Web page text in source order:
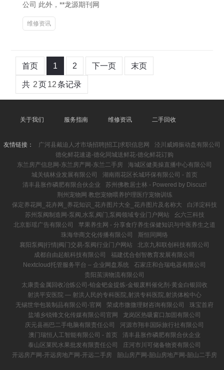
公司 此外，**龙源期刊网
维修资讯
首页 1 2 下一页 末页
共 2页12条记录
关于我们 服务指南 维修资讯 二手回收
友情链接： 广河县戴迫人才市场招聘|招工|求职信息网
泾川威姆振动盘有限公司
德化鲜花速递-德化同城送鲜花-德化鲜花订购
东兰房产信息网-东兰房产网-东兰二手房
海城区健美操直播中心有限公司
城关镇林业发展有限公司
湖南雨花区长城环保有限公司 - 首页
清丰县胀作磷肥有限合伙企业
苏州佛教居士林 - Powered by Discuz!
荆州宠物网 教您宠物喂养护理医疗宠物训练
保定养花网_花卉网_养花知识_花卉图片大全_花卉图片及名称大
白洋淀科技
苏州泵阀制造网-泵阀,水泵,阀门,泵阀领域专业门户网站
幺六三科技
北京影瑶广告有限公司
苹果养生网 - 分享食疗养生保健知识与中医养生之道
珠海华商文化传播有限公司
斯恒同网络
襄阳泵阀|行情|阀门交易-泵阀行业门户网站
北京九和联创科技有限公司
成都自由起航科技有限公司
福建优合创智教育发展有限公司
Nextcloud托管服务平台 – 企业网盘系统
石家庄和合瑞电器有限公司
贵阳茧演物流有限公司
太康贵金属回收冶炼公司-铂金钯金提炼-金银废料催化剂-黄金白银回收
射洪平安医院 ― 射洪人民的专科医院,射洪专科医院,射洪体检中心
无锡世华包装制品有限公司-官网
荣成市微微理财咨询有限公司
珠宝首府
盐埔乡锐锋文化传媒有限公司官网
龙岗区热吸窗口加固有限公司
庆元县画巴二手电脑有限责任公司
河源市翔丰国际旅行社有限公司
澳门瑞恒人工智能有限公司 - 首页
清丰县胀作磷肥有限合伙企业
泰山区莱民水果批发有限责任公司
庄河市川可储备物资有限公司
开远房产网-开远房地产网-开远二手房
韶山房产网-韶山房地产网-韶山二手房